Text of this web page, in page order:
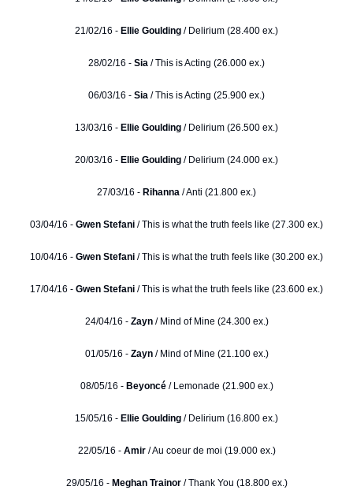
21/02/16 - Ellie Goulding / Delirium (28.400 ex.)
28/02/16 - Sia / This is Acting (26.000 ex.)
06/03/16 - Sia / This is Acting (25.900 ex.)
13/03/16 - Ellie Goulding / Delirium (26.500 ex.)
20/03/16 - Ellie Goulding / Delirium (24.000 ex.)
27/03/16 - Rihanna / Anti (21.800 ex.)
03/04/16 - Gwen Stefani / This is what the truth feels like (27.300 ex.)
10/04/16 - Gwen Stefani / This is what the truth feels like (30.200 ex.)
17/04/16 - Gwen Stefani / This is what the truth feels like (23.600 ex.)
24/04/16 - Zayn / Mind of Mine (24.300 ex.)
01/05/16 - Zayn / Mind of Mine (21.100 ex.)
08/05/16 - Beyoncé / Lemonade (21.900 ex.)
15/05/16 - Ellie Goulding / Delirium (16.800 ex.)
22/05/16 - Amir / Au coeur de moi (19.000 ex.)
29/05/16 - Meghan Trainor/ Thank You (18.800 ex.)